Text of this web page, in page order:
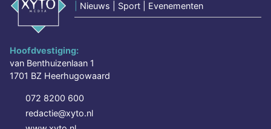
Nieuws | Sport | Evenementen
Hoofdvestiging:
van Benthuizenlaan 1
1701 BZ Heerhugowaard
072 8200 600
redactie@xyto.nl